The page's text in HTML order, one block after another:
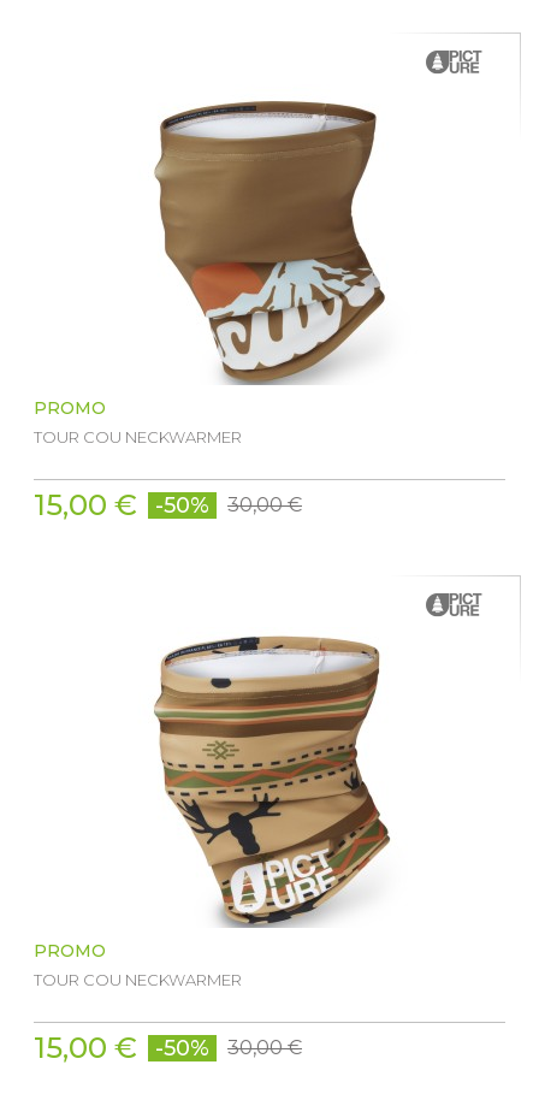
PROMO
TOUR COU NECKWARMER
15,00 € -50% 30,00 €
PROMO
TOUR COU NECKWARMER
15,00 € -50% 30,00 €